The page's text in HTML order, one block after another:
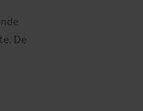
De